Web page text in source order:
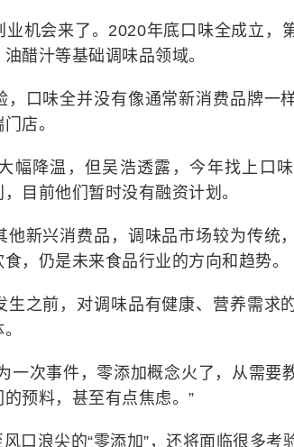
机会来了。2020年底口味全成立，
醋汁等基础调味品领域。
口味全并没有像通常新消费品牌一
店。
幅降温，但吴浩透露，今年找上口
目前他们暂时没有融资计划。
新兴消费品，调味品市场较为传统
，仍是未来食品行业的方向和趋势。
之前，对调味品有健康、营养需求
一次事件，零添加概念火了，从需要
预料，甚至有点焦虑。”
口浪尖的“零添加”，还将面临很多考